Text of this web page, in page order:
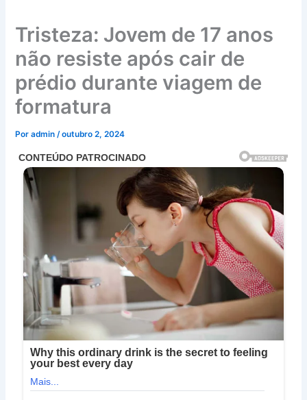
Tristeza: Jovem de 17 anos
não resiste após cair de
prédio durante viagem de
formatura
Poradmin/outubro 2, 2024